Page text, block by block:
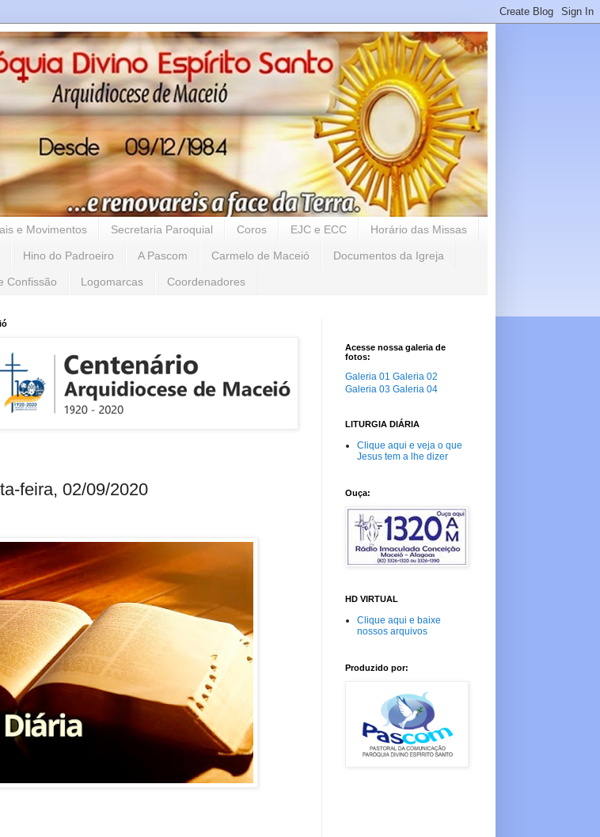
e Movimentos Secretaria Paroquial Coros EJC e ECC Horário das Missas
Hino do Padroeiro A Pascom Carmelo de Maceió Documentos da Igreja
Confissão Logomarcas Coordenadores
feira, 02/09/2020
Acesse nossa galeria de
fotos:
Galeria 01 Galeria 02
Galeria 03 Galeria 04
LITURGIA DIÁRIA
Clique aqui e veja o que
Jesus tem a lhe dizer
Ouça:
HD VIRTUAL
Clique aqui e baixe
nossos arquivos
Produzido por: